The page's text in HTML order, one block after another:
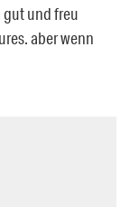
und freu
aber wenn